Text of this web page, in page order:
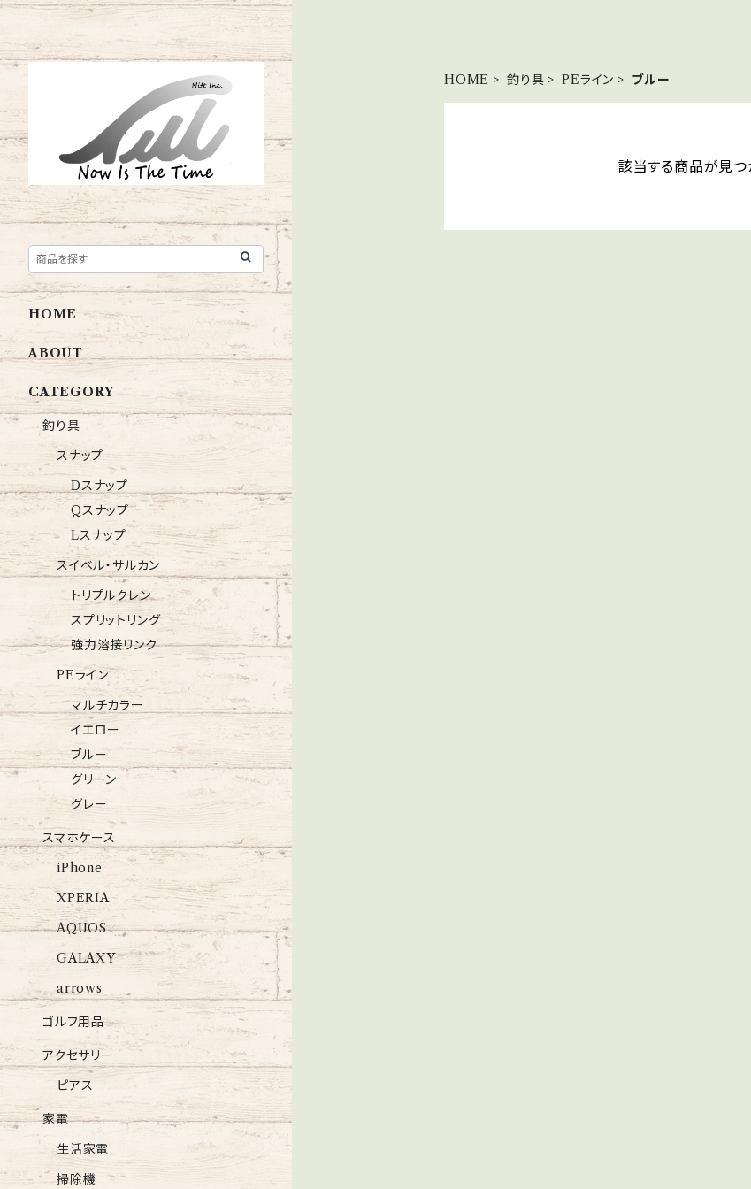
HOME 釣り具 PEライン ブルー
該当する商品が見つ
HOME
ABOUT
CATEGORY
釣り具
スナップ
Dスナップ
Qスナップ
Lスナップ
スイベル・サルカン
トリプルクレン
スプリットリング
強力溶接リンク
PEライン
マルチカラー
イエロー
ブルー
グリーン
グレー
スマホケース
iPhone
XPERIA
AQUOS
GALAXY
arrows
ゴルフ用品
アクセサリー
ピアス
家電
生活家電
掃除機